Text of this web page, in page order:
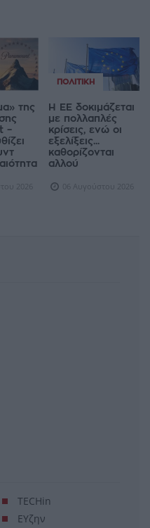
της
–
2026
ΠΟΛΙΤΙΚΉ
Η ΕΕ δοκιμάζεται
με πολλαπλές
κρίσεις, ενώ οι
εξελίξεις...
καθορίζονται
αλλού
06 Αυγούστου 2026
TECHin
ΕΥζην